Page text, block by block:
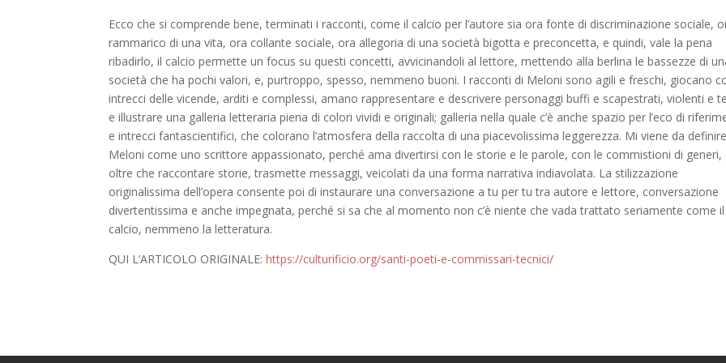
Ecco che si comprende bene, terminati i racconti, come il calcio per l’autore sia ora fonte di discriminazione sociale,
rammarico di una vita, ora collante sociale, ora allegoria di una società bigotta e preconcetta, e quindi, vale la pena
ribadirlo, il calcio permette un focus su questi concetti, avvicinandoli al lettore, mettendo alla berlina le bassezze di
società che ha pochi valori, e, purtroppo, spesso, nemmeno buoni. I racconti di Meloni sono agili e freschi, giocano
intrecci delle vicende, arditi e complessi, amano rappresentare e descrivere personaggi buffi e scapestrati, violenti e
e illustrare una galleria letteraria piena di colori vividi e originali; galleria nella quale c’è anche spazio per l’eco di
e intrecci fantascientifici, che colorano l’atmosfera della raccolta di una piacevolissima leggerezza. Mi viene da definire
Meloni come uno scrittore appassionato, perché ama divertirsi con le storie e le parole, con le commistioni di generi,
oltre che raccontare storie, trasmette messaggi, veicolati da una forma narrativa indiavolata. La stilizzazione
originalissima dell’opera consente poi di instaurare una conversazione a tu per tu tra autore e lettore, conversazione
divertentissima e anche impegnata, perché si sa che al momento non c’è niente che vada trattato seriamente come il
calcio, nemmeno la letteratura.
QUI L’ARTICOLO ORIGINALE:https://culturificio.org/santi-poeti-e-commissari-tecnici/